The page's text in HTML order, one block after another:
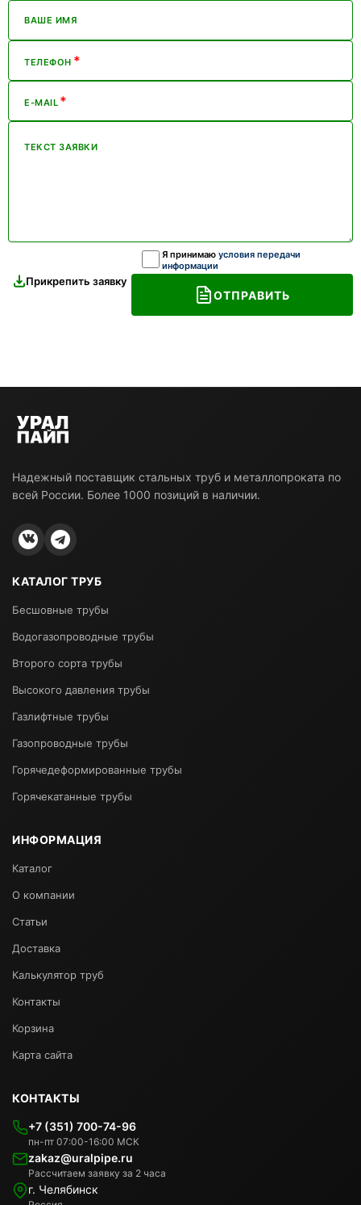
ВАШЕ ИМЯ
ТЕЛЕФОН *
E-MAIL *
ТЕКСТ ЗАЯВКИ
Прикрепить заявку
Я принимаю условия передачи
информации
ОТПРАВИТЬ
Надежный поставщик стальных труб и металлопроката по
всей России. Более 1000 позиций в наличии.
КАТАЛОГ ТРУБ
Бесшовные трубы
Водогазопроводные трубы
Второго сорта трубы
Высокого давления трубы
Газлифтные трубы
Газопроводные трубы
Горячедеформированные трубы
Горячекатанные трубы
ИНФОРМАЦИЯ
Каталог
О компании
Статьи
Доставка
Калькулятор труб
Контакты
Корзина
Карта сайта
КОНТАКТЫ
+7 (351) 700-74-96
пн-пт 07:00-16:00 МСК
zakaz@uralpipe.ru
Рассчитаем заявку за 2 часа
г. Челябинск